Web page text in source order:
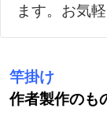
ます。お気
竿掛け
（
作者製作のも